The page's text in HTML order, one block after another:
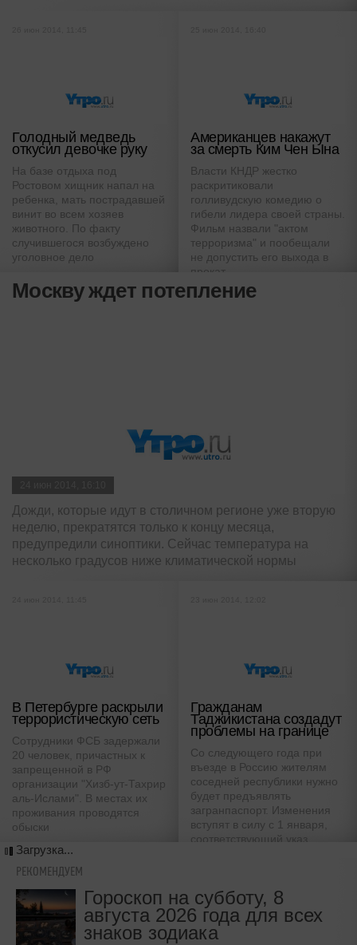
Голодный медведь
откусил девочке руку
На базе отдыха под
Ростовом хищник напал на
ребенка, мать пострадавшей
винит во всем хозяев
животного. По факту
случившегося возбуждено
уголовное дело
Американцев накажут
за смерть Ким Чен Ына
Власти КНДР жестко
раскритиковали
голливудскую комедию о
гибели лидера своей страны.
Фильм назвали "актом
терроризма" и пообещали
не допустить его выхода в
прокат
Москву ждет потепление
Дожди, которые идут в столичном регионе уже вторую
неделю, прекратятся только к концу месяца,
предупредили синоптики. Сейчас температура на
несколько градусов ниже климатической нормы
В Петербурге раскрыли
террористическую сеть
Сотрудники ФСБ задержали
20 человек, причастных к
запрещенной в РФ
организации "Хизб-ут-Тахрир
аль-Ислами". В местах их
проживания проводятся
обыски
Гражданам
Таджикистана создадут
проблемы на границе
Со следующего года при
въезде в Россию жителям
соседней республики нужно
будет предъявлять
загранпаспорт. Изменения
вступят в силу с 1 января,
соответствующий указ
Загрузка...
РЕКОМЕНДУЕМ
Гороскоп на субботу, 8
августа 2026 года для всех
знаков зодиака